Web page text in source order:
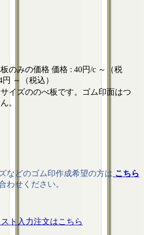
価格 : 40円/c ～（税
円 ～（税込）
イズののべ板です。ゴム印面はつ
。
などのゴム印作成希望の方は こちら
わせください。
ト入力注文はこちら